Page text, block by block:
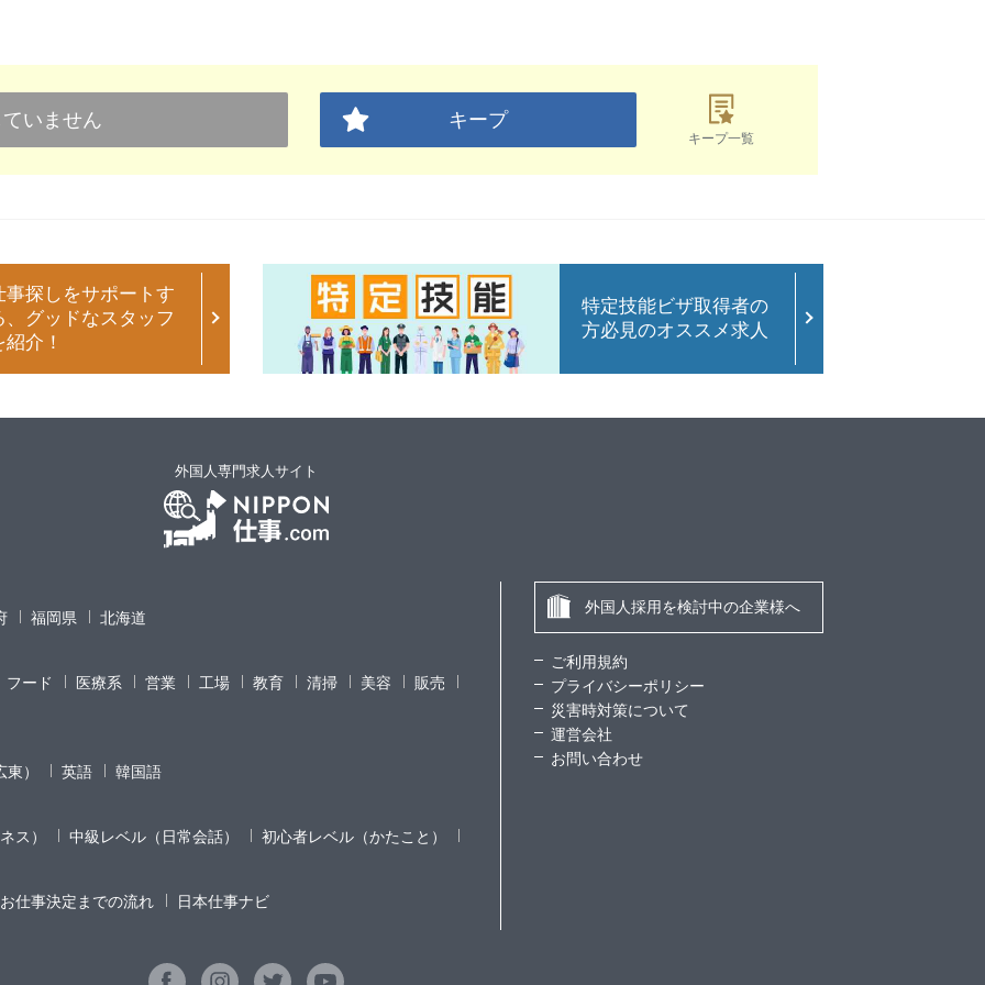
いません キープ
キープ一覧
事探しをサポートす
、グッドなスタッフ
紹介！
特定技能ビザ取得者の
方必見のオススメ求人
外国人専門求人サイト
福岡県 北海道
フード 医療系 営業 工場 教育 清掃 美容 販売
） 英語 韓国語
ス） 中級レベル（日常会話） 初心者レベル（かたこと）
お仕事決定までの流れ 日本仕事ナビ
外国人採用を検討中の企業様へ
ご利用規約
プライバシーポリシー
災害時対策について
運営会社
お問い合わせ